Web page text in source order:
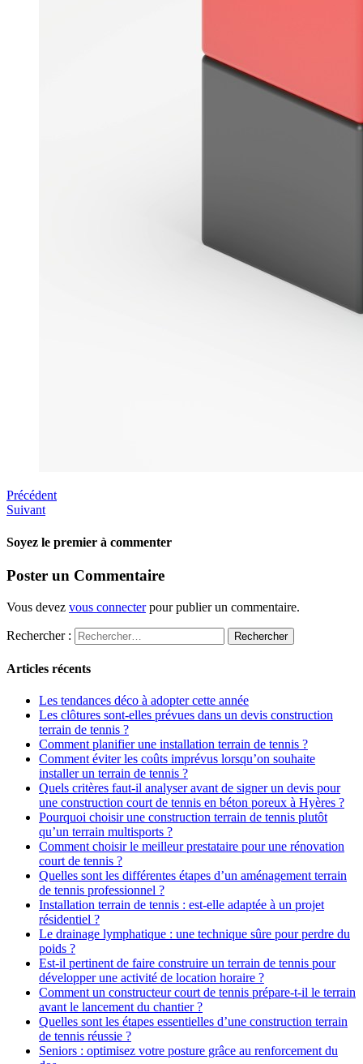
Précédent
Suivant
Soyez le premier à commenter
Poster un Commentaire
Vous devez vous connecterpour publier un commentaire.
Rechercher :
Articles récents
Les tendances déco à adopter cette année
Les clôtures sont-elles prévues dans un devis construction
terrain de tennis ?
Comment planifier une installation terrain de tennis ?
Comment éviter les coûts imprévus lorsqu’on souhaite
installer un terrain de tennis ?
Quels critères faut-il analyser avant de signer un devis pour
une construction court de tennis en béton poreux à Hyères ?
Pourquoi choisir une construction terrain de tennis plutôt
qu’un terrain multisports ?
Comment choisir le meilleur prestataire pour une rénovation
court de tennis ?
Quelles sont les différentes étapes d’un aménagement terrain
de tennis professionnel ?
Installation terrain de tennis : est-elle adaptée à un projet
résidentiel ?
Le drainage lymphatique : une technique sûre pour perdre du
poids ?
Est-il pertinent de faire construire un terrain de tennis pour
développer une activité de location horaire ?
Comment un constructeur court de tennis prépare-t-il le terrain
avant le lancement du chantier ?
Quelles sont les étapes essentielles d’une construction terrain
de tennis réussie ?
Seniors : optimisez votre posture grâce au renforcement du